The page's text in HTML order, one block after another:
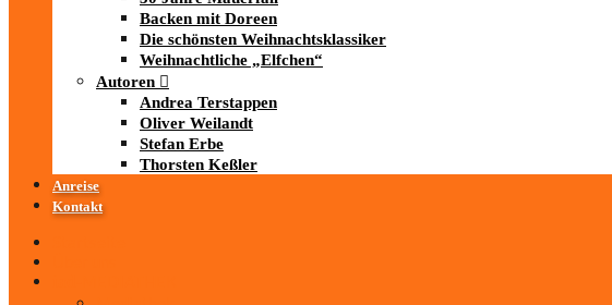
Backen mit Doreen
Die schönsten Weihnachtsklassiker
Weihnachtliche „Elfchen“
Autoren
Andrea Terstappen
Oliver Weilandt
Stefan Erbe
Thorsten Keßler
Anreise
Kontakt